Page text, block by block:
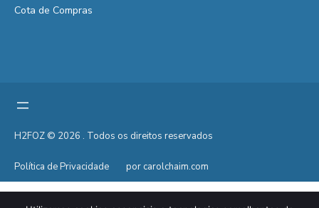
Cota de Compras
H2FOZ © 2026 . Todos os direitos reservados
Política de Privacidade por carolchaim.com